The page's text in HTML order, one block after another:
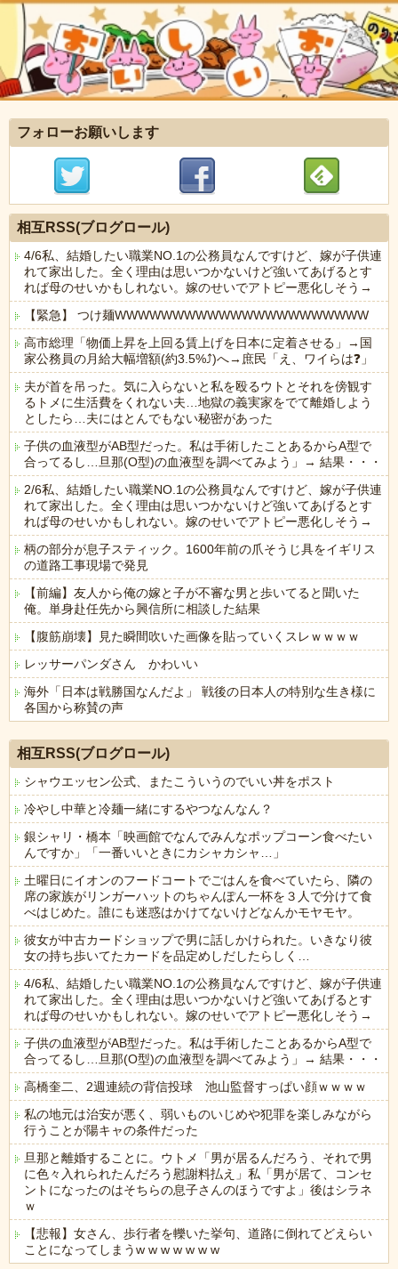
フォローお願いします
相互RSS(ブログロール)
4/6私、結婚したい職業NO.1の公務員なんですけど、嫁が子供連
れて家出した。全く理由は思いつかないけど強いてあげるとす
れば母のせいかもしれない。嫁のせいでアトピー悪化しそう→
【緊急】 つけ麺WWWWWWWWWWWWWWWWWWWWWW
高市総理「物価上昇を上回る賃上げを日本に定着させる」→国
家公務員の月給大幅増額(約3.5%⤴)へ→庶民「え、ワイらは❓」
夫が首を吊った。気に入らないと私を殴るウトとそれを傍観す
るトメに生活費をくれない夫…地獄の義実家をでて離婚しよう
としたら…夫にはとんでもない秘密があった
子供の血液型がAB型だった。私は手術したことあるからA型で
合ってるし…旦那(O型)の血液型を調べてみよう」→ 結果・・・
2/6私、結婚したい職業NO.1の公務員なんですけど、嫁が子供連
れて家出した。全く理由は思いつかないけど強いてあげるとす
れば母のせいかもしれない。嫁のせいでアトピー悪化しそう→
柄の部分が息子スティック。1600年前の爪そうじ具をイギリス
の道路工事現場で発見
【前編】友人から俺の嫁と子が不審な男と歩いてると聞いた
俺。単身赴任先から興信所に相談した結果
【腹筋崩壊】見た瞬間吹いた画像を貼っていくスレｗｗｗｗ
レッサーパンダさん かわいい
海外「日本は戦勝国なんだよ」 戦後の日本人の特別な生き様に
各国から称賛の声
相互RSS(ブログロール)
シャウエッセン公式、またこういうのでいい丼をポスト
冷やし中華と冷麺一緒にするやつなんなん？
銀シャリ・橋本「映画館でなんでみんなポップコーン食べたい
んですか」「一番いいときにカシャカシャ…」
土曜日にイオンのフードコートでごはんを食べていたら、隣の
席の家族がリンガーハットのちゃんぽん一杯を３人で分けて食
べはじめた。誰にも迷惑はかけてないけどなんかモヤモヤ。
彼女が中古カードショップで男に話しかけられた。いきなり彼
女の持ち歩いてたカードを品定めしだしたらしく…
4/6私、結婚したい職業NO.1の公務員なんですけど、嫁が子供連
れて家出した。全く理由は思いつかないけど強いてあげるとす
れば母のせいかもしれない。嫁のせいでアトピー悪化しそう→
子供の血液型がAB型だった。私は手術したことあるからA型で
合ってるし…旦那(O型)の血液型を調べてみよう」→ 結果・・・
高橋奎二、2週連続の背信投球 池山監督すっぱい顔ｗｗｗｗ
私の地元は治安が悪く、弱いものいじめや犯罪を楽しみながら
行うことが陽キャの条件だった
旦那と離婚することに。ウトメ「男が居るんだろう、それで男
に色々入れられたんだろう慰謝料払え」私「男が居て、コンセ
ントになったのはそちらの息子さんのほうですよ」後はシラネ
ｗ
【悲報】女さん、歩行者を轢いた挙句、道路に倒れてどえらい
ことになってしまうw w w w w w w